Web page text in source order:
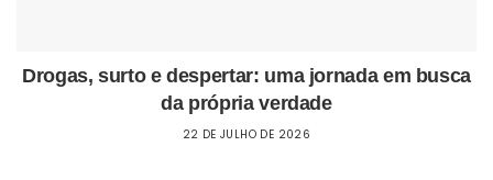
Drogas, surto e despertar: uma jornada em busca
da própria verdade
22 DE JULHO DE 2026